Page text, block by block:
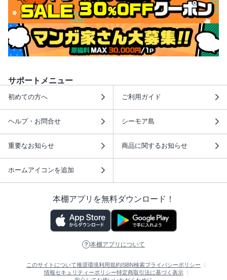
サポートメニュー
初めての方へ ご利用ガイド
ヘルプ・お問合せ シーモア島
重要なお知らせ 商品に関するお知らせ
ホームアイコンを追加
本棚アプリを無料ダウンロード！
本棚アプリについて
このサイトについて推奨環境利用規約 ISBN検索プライバシーポリシー
情報セキュリティーポリシー特定商取引法に基づく表示